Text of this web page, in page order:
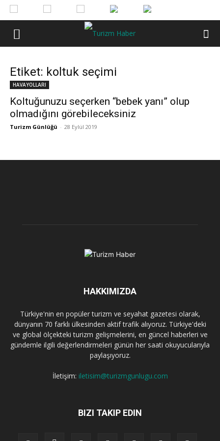
Etiket: koltuk seçimi
HAVAYOLLARI
Koltuğunuzu seçerken “bebek yanı” olup
olmadığını görebileceksiniz
Turizm Günlüğü - 28 Eylül 2019
HAKKIMIZDA
Türkiye'nin en popüler turizm ve seyahat gazetesi olarak,
dünyanın 70 farklı ülkesinden aktif trafik alıyoruz. Türkiye'deki
ve global ölçekteki turizm gelişmelerini, en güncel haberleri ve
gündemle ilgili değerlendirmeleri günün her saati okuyucularıyla
paylaşıyoruz.
İletişim: iletisim@turizmgunlugu.com
BIZI TAKIP EDIN